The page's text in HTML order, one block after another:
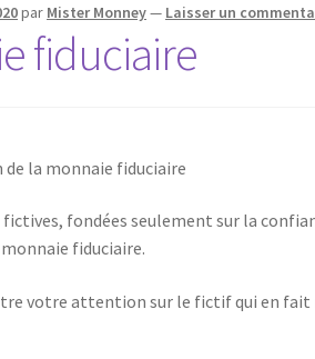
par Mister Monney— Laisser un
fiduciaire
la monnaie fiduciaire
fictives, fondées seulement sur la
fiduciaire.
votre attention sur le fictif qui en fait